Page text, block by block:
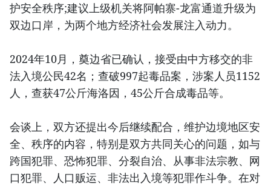
护安全秩序;建议上级机关将阿帕寨-龙富通道升级为
双边口岸，为两个地方经济社会发展注入动力。
2024年10月，奠边省已确认，接受由中方移交的非
法入境公民42名；查破997起毒品案，涉案人员1152
人，查获47公斤海洛因，45公斤合成毒品等。
会谈上，双方还提出今后继续配合，维护边境地区安
全、秩序的内容，特别是双方共同关心的问题，如与
跨国犯罪、恐怖犯罪、分裂自治、从事非法宗教、网
口犯罪、人口贩运、非法出入境等犯罪作斗争。在对